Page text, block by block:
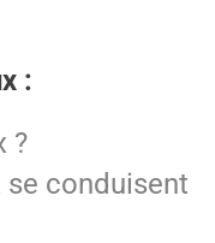
:
?
conduisent